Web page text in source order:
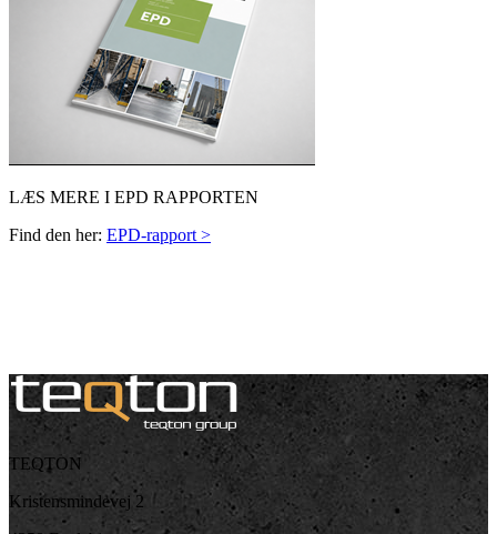
LÆS MERE I EPD RAPPORTEN
Find den her: EPD-rapport >
TEQTON
Kristensmindevej 2